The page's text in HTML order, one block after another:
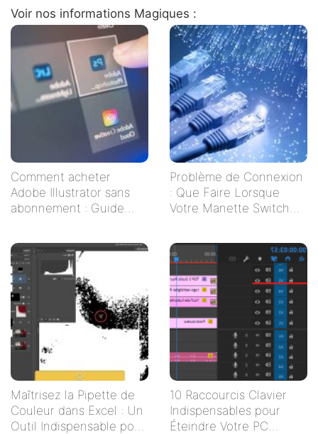
Voir nos informations Magiques :
Comment acheter
Adobe Illustrator sans
abonnement : Guide
Problème de Connexion
: Que Faire Lorsque
Votre Manette Switch
Maîtrisez la Pipette de
Couleur dans Excel : Un
Outil Indispensable pour
10 Raccourcis Clavier
Indispensables pour
Éteindre Votre PC